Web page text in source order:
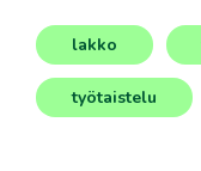
lakko
,, työtaistelu